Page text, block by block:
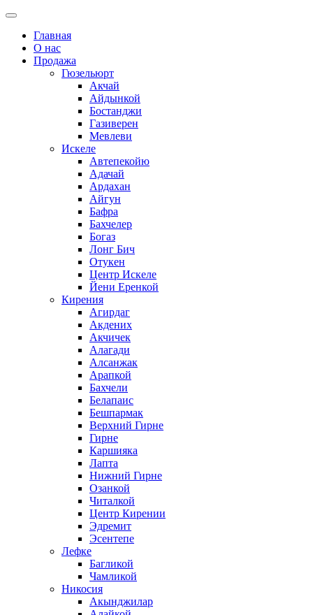
Главная
О нас
Продажа
Гюзельюрт
Акчай
Айдынкой
Бостанджи
Газиверен
Мевлеви
Искеле
Автепекойю
Адачай
Ардахан
Айгун
Бафра
Бахчелер
Богаз
Лонг Бич
Отукен
Центр Искеле
Йени Еренкой
Кирения
Агирдаг
Акдених
Акчичек
Алагади
Алсанжак
Арапкой
Бахчели
Белапаис
Бешпармак
Верхний Гирне
Гирне
Каршияка
Лапта
Нижний Гирне
Озанкой
Читалкой
Центр Кирении
Эдремит
Эсентепе
Лефке
Багликой
Чамликой
Никосия
Акынджилар